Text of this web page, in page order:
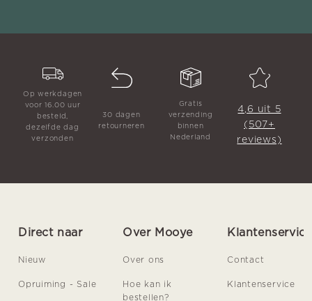
Op werkdagen
voor 16.00 uur
besteld,
dezelfde dag
verzonden
30 dagen
retourneren
Gratis
verzending
binnen
Nederland
4,6 uit 5
(507+
reviews)
Direct naar
Nieuw
Opruiming - Sale
Over Mooye
Over ons
Hoe kan ik
bestellen?
Klantenservice
Contact
Klantenservice